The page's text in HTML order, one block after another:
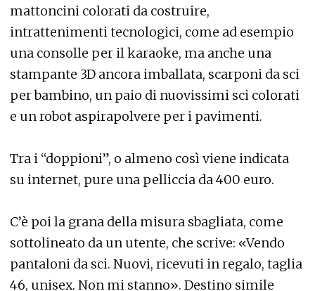
mattoncini colorati da costruire,
intrattenimenti tecnologici, come ad esempio
una consolle per il karaoke, ma anche una
stampante 3D ancora imballata, scarponi da sci
per bambino, un paio di nuovissimi sci colorati
e un robot aspirapolvere per i pavimenti.
Tra i “doppioni”, o almeno così viene indicata
su internet, pure una pelliccia da 400 euro.
C’è poi la grana della misura sbagliata, come
sottolineato da un utente, che scrive: «Vendo
pantaloni da sci. Nuovi, ricevuti in regalo, taglia
46, unisex. Non mi stanno». Destino simile